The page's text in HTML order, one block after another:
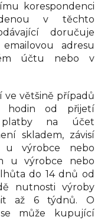
korespondenci
v těchto
doručuje
adresu
účtu nebo v
ve většině případů
hodin od přijetí
platby na účet
skladem, závisí
u výrobce nebo
u výrobce nebo
do 14 dnů od
nutnosti výroby
až 6 týdnů. O
může kupující